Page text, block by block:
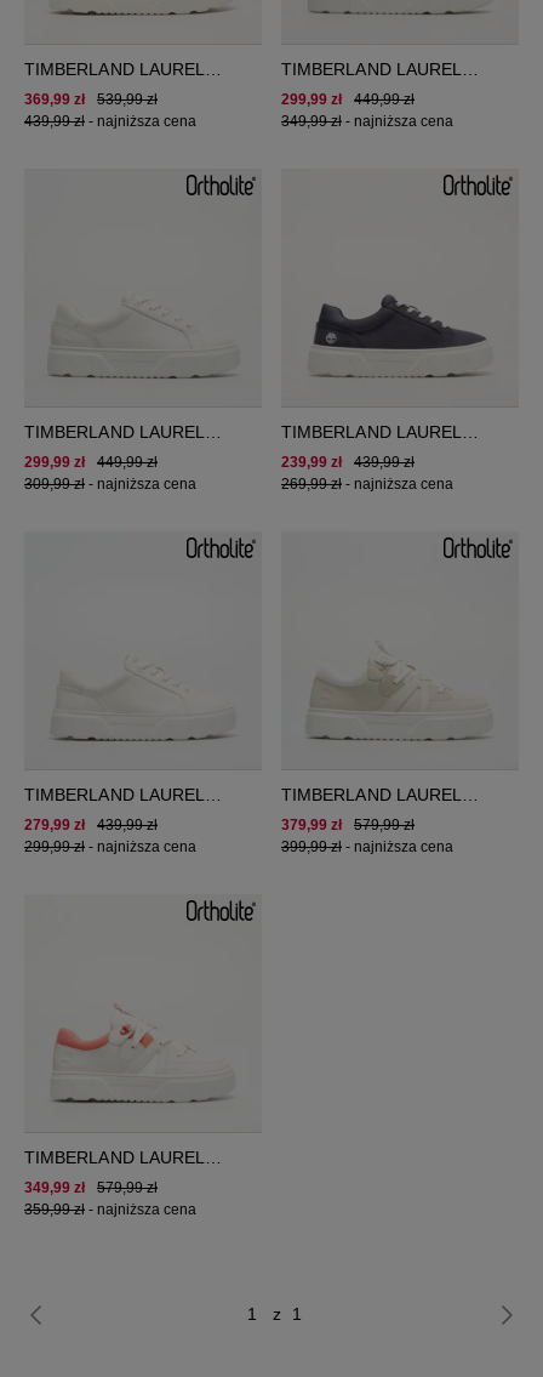
TIMBERLAND LAUREL
COURT LOW LACE UP
SNEAKER
539,99 zł
369,99 zł
439,99 zł - najniższa cena
TIMBERLAND LAUREL
COURT
449,99 zł
299,99 zł
349,99 zł - najniższa cena
TIMBERLAND LAUREL
COURT
449,99 zł
299,99 zł
309,99 zł - najniższa cena
TIMBERLAND LAUREL
COURT
439,99 zł
239,99 zł
269,99 zł - najniższa cena
TIMBERLAND LAUREL
COURT
439,99 zł
279,99 zł
299,99 zł - najniższa cena
TIMBERLAND LAUREL
COURT
579,99 zł
379,99 zł
399,99 zł - najniższa cena
TIMBERLAND LAUREL
COURT
579,99 zł
349,99 zł
359,99 zł - najniższa cena
z 1